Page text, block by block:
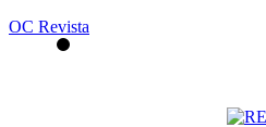
OC Revista